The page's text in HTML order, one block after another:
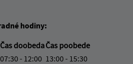
hodiny:
Čas doobedaČas poobede
07:30 - 12:00 13:00 - 15:30